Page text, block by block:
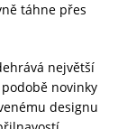
táhne přes
největší
novinky
designu